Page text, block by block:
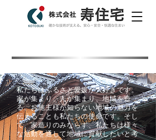
私たちはふるさと愛媛が大好きです。
家が集まり、人が集まり、地域を造
る。お施主様が知らない地域の魅力を
伝えることも私たちの使命です。そし
て、家造りのみならず、私たちは様々
な活動を通して地域に貢献したいと考